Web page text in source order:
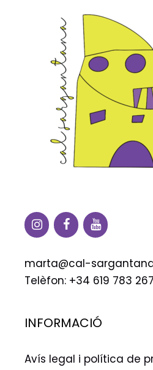
marta@cal-
Telèfon: +34 619 783 267
INFORMACIÓ
Avís legal i política de